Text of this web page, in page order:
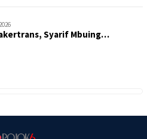
Syarif Mbuing…